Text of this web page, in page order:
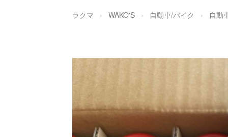
ラクマ WAKO'S 自動車/バイク 自動